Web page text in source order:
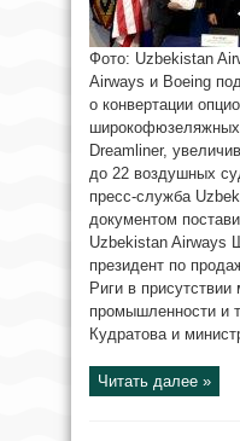
Фото: Uzbekistan
Airways и Boeing
о конвертации
Dreamliner,
до 22 воздушных
пресс-служба
документом
Uzbekistan Airways
президент по
Риги в присутствии
промышленности и
Кудратова и
Читать далее »